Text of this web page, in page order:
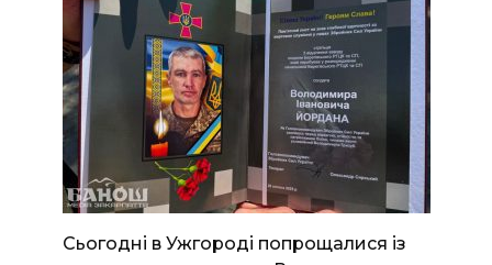
Сьогодні в Ужгороді попрощалися із